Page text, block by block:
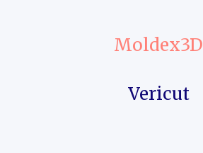
Moldex3D
Vericut